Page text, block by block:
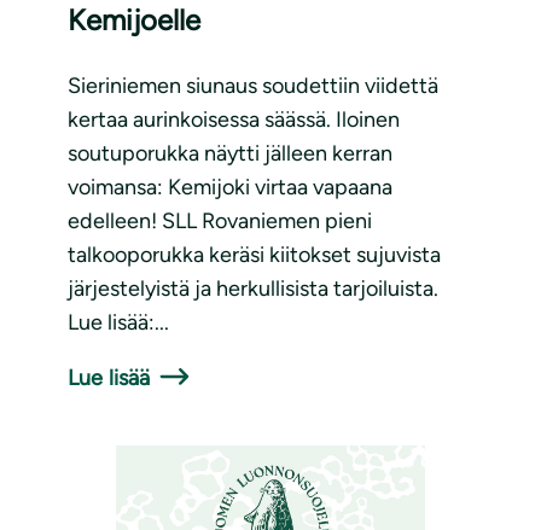
Kemijoelle
Sieriniemen siunaus soudettiin viidettä
kertaa aurinkoisessa säässä. Iloinen
soutuporukka näytti jälleen kerran
voimansa: Kemijoki virtaa vapaana
edelleen! SLL Rovaniemen pieni
talkooporukka keräsi kiitokset sujuvista
järjestelyistä ja herkullisista tarjoiluista.
Lue lisää:...
Lue lisää